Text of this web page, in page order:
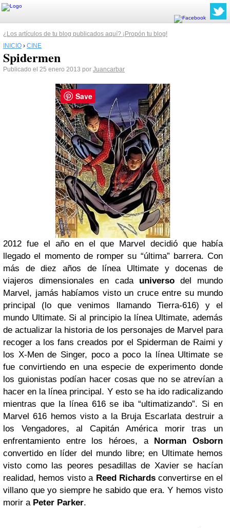
¿Los artículos de tu blog publicados aquí? ¡Propón tu blog!
INICIO › CINE
Spidermen
Publicado el 25 enero 2013 por Juancarbar
2012 fue el año en el que Marvel decidió que había
llegado el momento de romper su “última” barrera. Con
más de diez años de línea Ultimate y docenas de
viajeros dimensionales en cada universodel mundo
Marvel, jamás habíamos visto un cruce entre su mundo
principal (lo que venimos llamando Tierra-616) y el
mundo Ultimate. Si al principio la línea Ultimate, además
de actualizar la historia de los personajes de Marvel para
recoger a los fans creados por el Spiderman de Raimi y
los X-Men de Singer, poco a poco la línea Ultimate se
fue convirtiendo en una especie de experimento donde
los guionistas podían hacer cosas que no se atrevían a
hacer en la línea principal. Y esto se ha ido radicalizando
mientras que la línea 616 se iba “ultimatizando”. Si en
Marvel 616 hemos visto a la Bruja Escarlata destruir a
los Vengadores, al Capitán América morir tras un
enfrentamiento entre los héroes, a Norman Osborn
convertido en líder del mundo libre; en Ultimate hemos
visto como las peores pesadillas de Xavier se hacían
realidad, hemos visto a Reed Richardsconvertirse en el
villano que yo siempre he sabido que era. Y hemos visto
morir a Peter Parker.
Save